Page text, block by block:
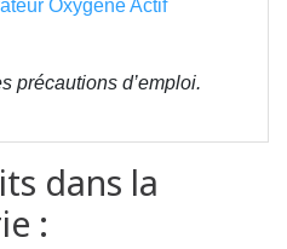
Oxygène Actif
précautions d’emploi.
dans la
: